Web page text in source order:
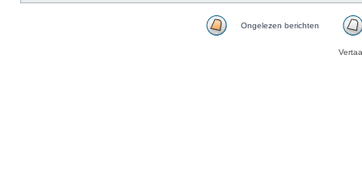
Ongelezen berichten